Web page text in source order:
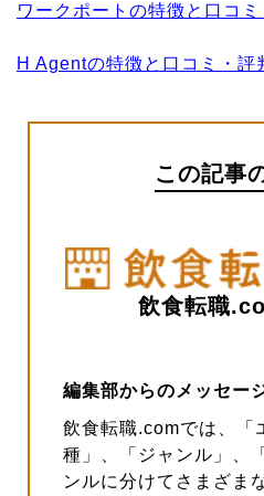
ワークポートの特徴と口コミ
H Agentの特徴と口コミ・評
この記事
飲食転職
編集部からのメッセー
飲食転職.comでは、「
種」、「ジャンル」、
ンルに分けてさまざま